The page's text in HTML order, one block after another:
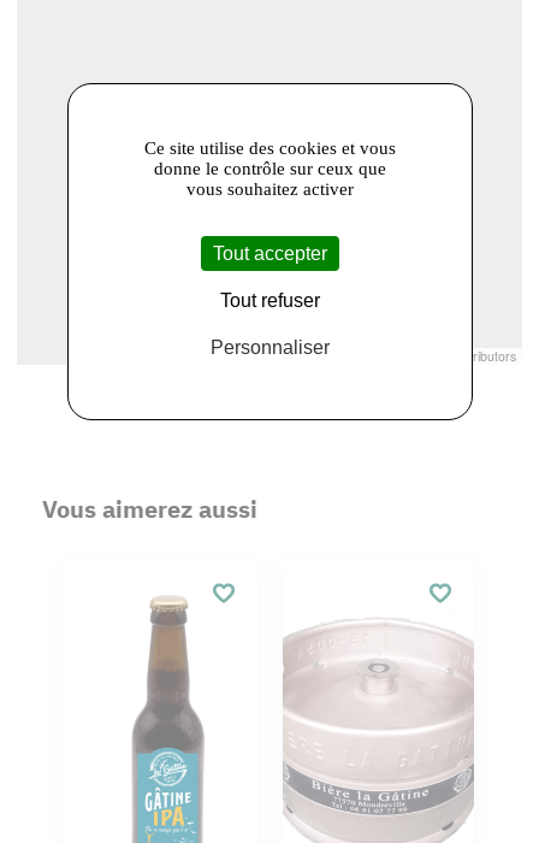
© Openstreetmap France | © contributors
Vous aimerez aussi
Ce site utilise des cookies et vous
donne le contrôle sur ceux que
vous souhaitez activer
Tout accepter
Tout refuser
Personnaliser